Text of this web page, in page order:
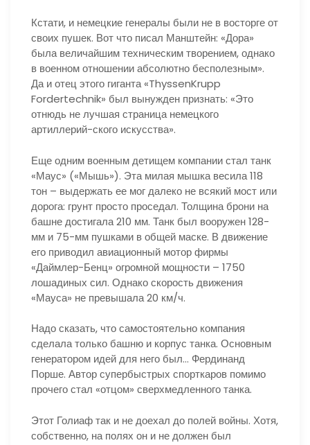
Кстати, и немецкие генералы были не в восторге от
своих пушек. Вот что писал Манштейн: «Дора»
была величайшим техническим творением, однако
в военном отношении абсолютно бесполезным».
Да и отец этого гиганта «ThyssenKrupp
Fordertechnik» был вынужден признать: «Это
отнюдь не лучшая страница немецкого
артиллерий-ского искусства».
Еще одним военным детищем компании стал танк
«Маус» («Мышь»). Эта милая мышка весила 118
тон – выдержать ее мог далеко не всякий мост или
дорога: грунт просто проседал. Толщина брони на
башне достигала 210 мм. Танк был вооружен 128-
мм и 75-мм пушками в общей маске. В движение
его приводил авиационный мотор фирмы
«Даймлер-Бенц» огромной мощности – 1750
лошадиных сил. Однако скорость движения
«Мауса» не превышала 20 км/ч.
Надо сказать, что самостоятельно компания
сделала только башню и корпус танка. Основным
генератором идей для него был… Фердинанд
Порше. Автор супербыстрых спорткаров помимо
прочего стал «отцом» сверхмедленного танка.
Этот Голиаф так и не доехал до полей войны. Хотя,
собственно, на полях он и не должен был